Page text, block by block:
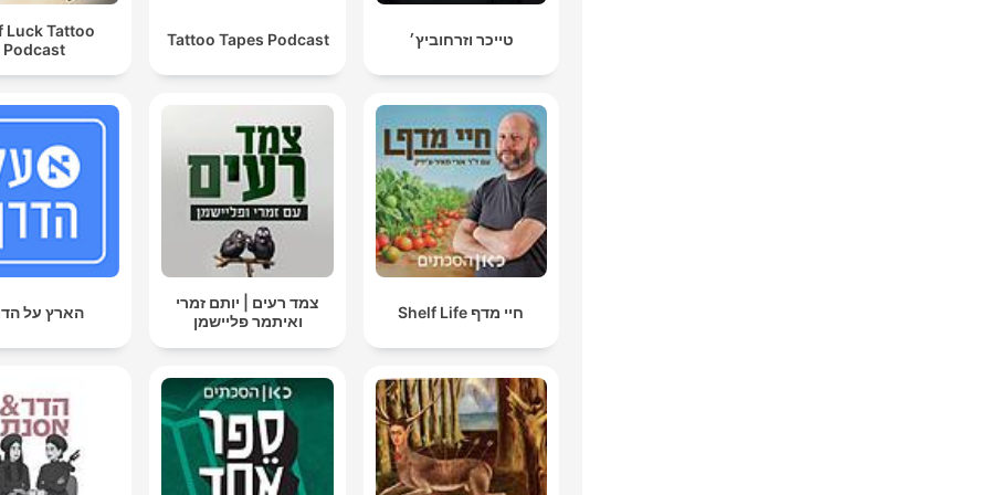
Tilrettelægger: Sara
Knudsen. Redaktører:
Barslund og Carsten
Hør hele serien i DR
Lyd.
טייכר וזרחוביץ׳ Tattoo Tapes Podcast
Luck Tattoo
Podcast
חיי מדף Shelf Life
צמד רעים | יותם זמרי
ואיתמר פליישמן
הארץ על